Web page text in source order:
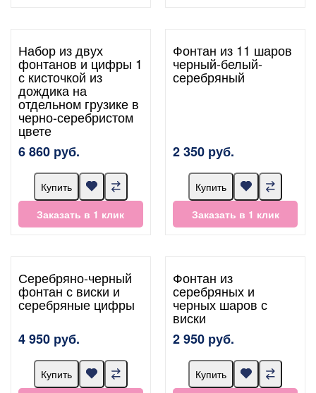
Набор из двух
фонтанов и цифры 1
с кисточкой из
дождика на
отдельном грузике в
черно-серебристом
цвете
6 860 руб.
Купить
Заказать в 1 клик
Фонтан из 11 шаров
черный-белый-
серебряный
2 350 руб.
Купить
Заказать в 1 клик
Серебряно-черный
фонтан с виски и
серебряные цифры
4 950 руб.
Купить
Фонтан из
серебряных и
черных шаров с
виски
2 950 руб.
Купить